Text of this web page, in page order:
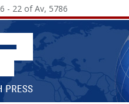
- 22 of Av, 5786